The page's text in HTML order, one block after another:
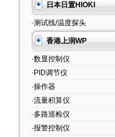
日本日置HIOKI
·测试线/温度探头
香港上润WP
·数显控制仪
·PID调节仪
·操作器
·流量积算仪
·多路巡检仪
·报警控制仪